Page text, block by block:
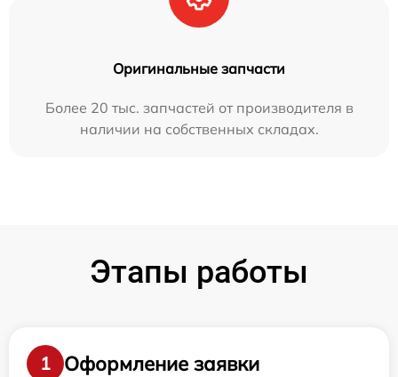
Оригинальные запчасти
Более 20 тыс. запчастей от производителя в
наличии на собственных складах.
Этапы работы
1
Оформление заявки